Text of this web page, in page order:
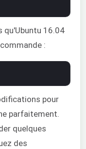
qu'Ubuntu 16.04
:
pour
parfaitement.
quelques
des